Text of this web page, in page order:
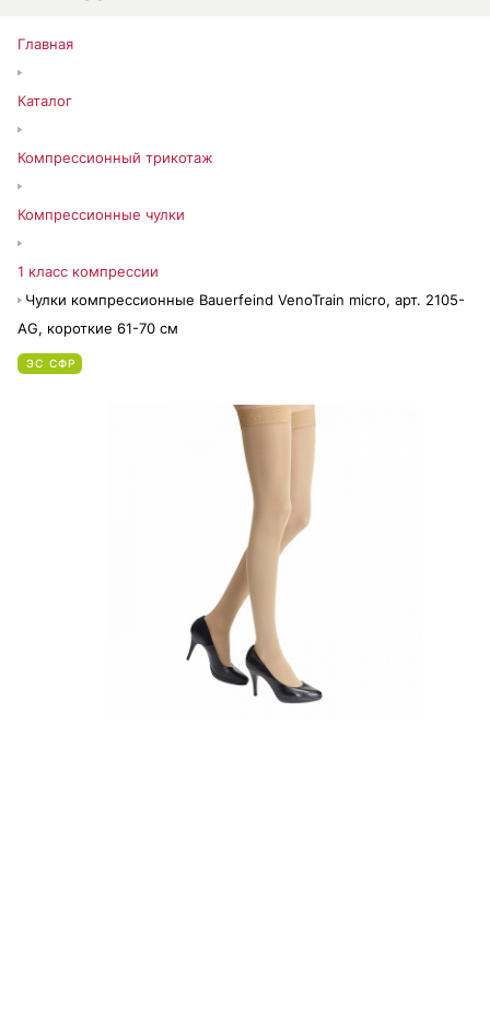
Главная
Каталог
Компрессионный трикотаж
Компрессионные чулки
1 класс компрессии
Чулки компрессионные Bauerfeind VenoTrain micro, арт. 2105-
AG, короткие 61-70 см
ЭС СФР